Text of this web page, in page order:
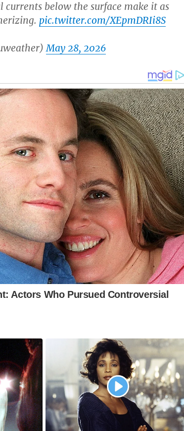
currents below the surface make it as
pic.twitter.com/XEpmDRIi8S
May 28, 2026